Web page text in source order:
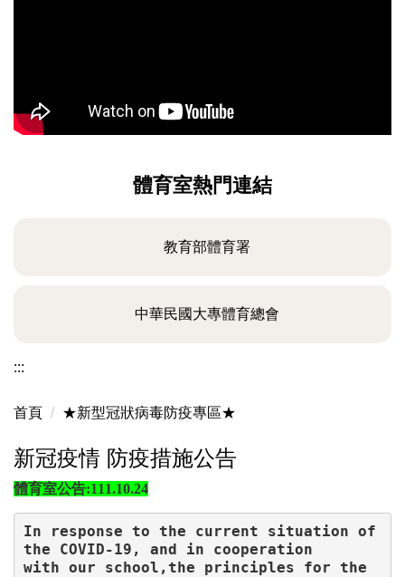
體育室熱門連結
教育部體育署
中華民國大專體育總會
:::
首頁 ★新型冠狀病毒防疫專區★
新冠疫情 防疫措施公告
體育室公告:111.10.24
In response to the current situation of
the COVID-19, and in cooperation
with our school,the principles for the